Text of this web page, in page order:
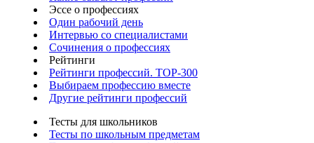
Эссе о профессиях
Один рабочий день
Интервью со специалистами
Сочинения о профессиях
Рейтинги
Рейтинги профессий. TOP-300
Выбираем профессию вместе
Другие рейтинги профессий
Тесты для школьников
Тесты по школьным предметам